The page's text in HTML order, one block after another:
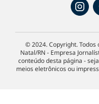
© 2024. Copyright. Todos
Natal/RN - Empresa
conteúdo desta página -
meios eletrônicos ou